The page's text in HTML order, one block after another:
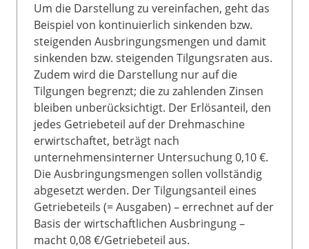
Um die Darstellung zu vereinfachen, geht das
Beispiel von kontinuierlich sinkenden bzw.
steigenden Ausbringungsmengen und damit
sinkenden bzw. steigenden Tilgungsraten aus.
Zudem wird die Darstellung nur auf die
Tilgungen begrenzt; die zu zahlenden Zinsen
bleiben unberücksichtigt. Der Erlösanteil, den
jedes Getriebeteil auf der Drehmaschine
erwirtschaftet, beträgt nach
unternehmensinterner Untersuchung 0,10 €.
Die Ausbringungsmengen sollen vollständig
abgesetzt werden. Der Tilgungsanteil eines
Getriebeteils (= Ausgaben) – errechnet auf der
Basis der wirtschaftlichen Ausbringung –
macht 0,08 €/Getriebeteil aus.